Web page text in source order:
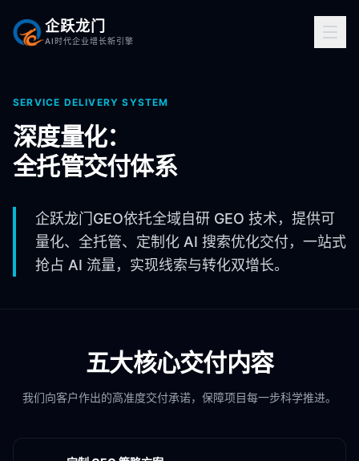
企跃龙门
AI时代企业增长新引擎
SERVICE DELIVERY SYSTEM
深度量化：
全托管交付体系
企跃龙门GEO依托全域自研 GEO 技术，提供可
量化、全托管、定制化 AI 搜索优化交付，一站式
抢占 AI 流量，实现线索与转化双增长。
五大核心交付内容
我们向客户作出的高准度交付承诺，保障项目每一步科学推进。